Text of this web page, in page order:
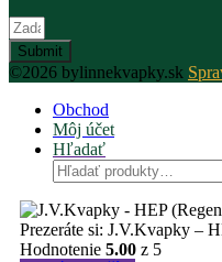
Submit
©2026 bylinnekvapky.sk
Obchod
Môj účet
Hľadať
Hľadať:
Prezeráte si: J.V.Kvapky –
Hodnotenie 5.00 z 5